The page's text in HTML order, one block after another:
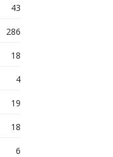
43
286
18
4
19
18
6